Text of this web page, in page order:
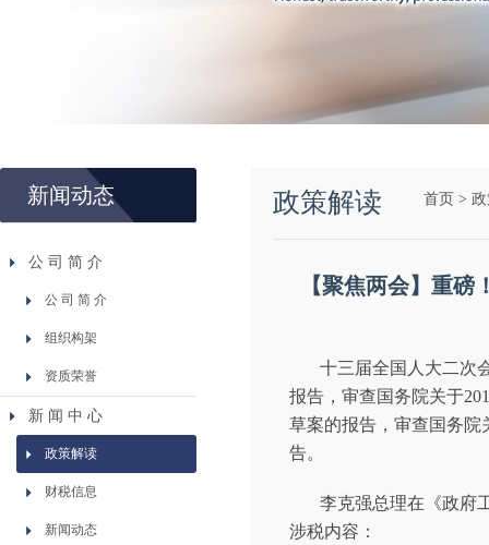
新闻动态
公 司 简 介
公 司 简 介
组织构架
资质荣誉
新 闻 中 心
政策解读
财税信息
新闻动态
政策解读
【聚焦两会】重
十三届全国人大二次
报告，审查国务院关于
草案的报告，审查国务院
告。
李克强总理在《政府
涉税内容：
首页 >